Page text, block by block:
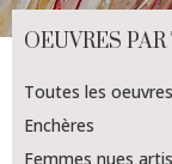
OEUVRES
Toutes les
Enchères
Femmes nues